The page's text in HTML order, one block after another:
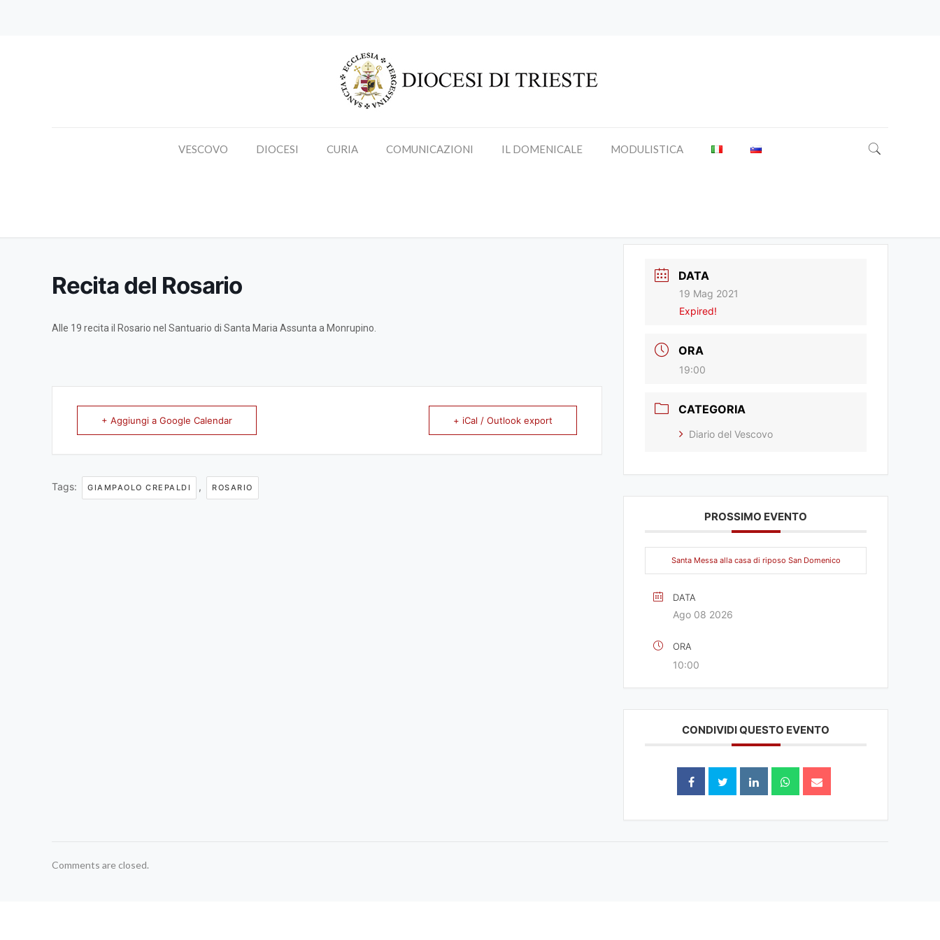
VESCOVO DIOCESI CURIA COMUNICAZIONI IL DOMENICALE MODULISTICA
Recita del Rosario
Alle 19 recita il Rosario nel Santuario di Santa Maria Assunta a Monrupino.
+ Aggiungi a Google Calendar + iCal / Outlook export
Tags: GIAMPAOLO CREPALDI , ROSARIO
DATA
19 Mag 2021
Expired!
ORA
19:00
CATEGORIA
Diario del Vescovo
PROSSIMO EVENTO
Santa Messa alla casa di riposo San Domenico
DATA
Ago 08 2026
ORA
10:00
CONDIVIDI QUESTO EVENTO
Comments are closed.